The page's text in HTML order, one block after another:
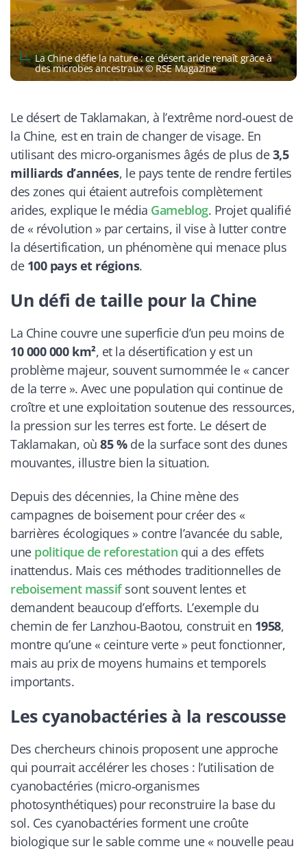
La Chine défie la nature : ce désert aride renaît grâce à
des microbes ancestraux © RSE Magazine
Le désert de Taklamakan, à l’extrême nord‑ouest de
la Chine, est en train de changer de visage. En
utilisant des micro‑organismes âgés de plus de3,5
milliards d’années, le pays tente de rendre fertiles
des zones qui étaient autrefois complètement
arides, explique le média Gameblog. Projet qualifié
de « révolution » par certains, il vise à lutter contre
la désertification, un phénomène qui menace plus
de 100 pays et régions.
Un défi de taille pour la Chine
La Chine couvre une superficie d’un peu moins de
10 000 000 km², et la désertification y est un
problème majeur, souvent surnommée le « cancer
de la terre ». Avec une population qui continue de
croître et une exploitation soutenue des ressources,
la pression sur les terres est forte. Le désert de
Taklamakan, où85 %de la surface sont des dunes
mouvantes, illustre bien la situation.
Depuis des décennies, la Chine mène des
campagnes de boisement pour créer des «
barrières écologiques » contre l’avancée du sable,
une politique de reforestation qui a des effets
inattendus. Mais ces méthodes traditionnelles de
reboisement massifsont souvent lentes et
demandent beaucoup d’efforts. L’exemple du
chemin de fer Lanzhou‑Baotou, construit en 1958,
montre qu’une « ceinture verte » peut fonctionner,
mais au prix de moyens humains et temporels
importants.
Les cyanobactéries à la rescousse
Des chercheurs chinois proposent une approche
qui pourrait accélérer les choses : l’utilisation de
cyanobactéries (micro‑organismes
photosynthétiques) pour reconstruire la base du
sol. Ces cyanobactéries forment une croûte
biologique sur le sable comme une « nouvelle peau